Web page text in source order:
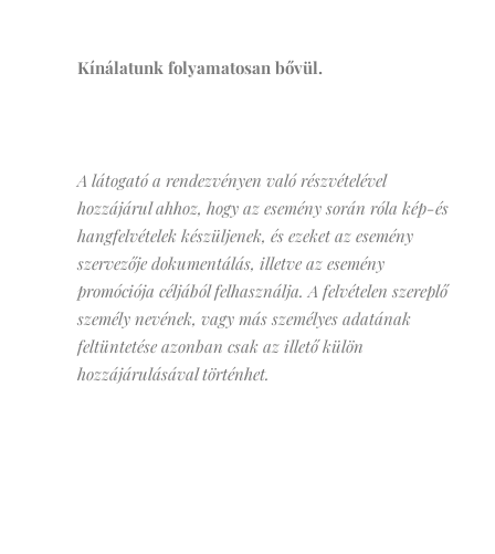
Kínálatunk folyamatosan bővül.
A látogató a rendezvényen való részvételével
hozzájárul ahhoz, hogy az esemény során róla kép-és
hangfelvételek készüljenek, és ezeket az esemény
szervezője dokumentálás, illetve az esemény
promóciója céljából felhasználja. A felvételen szereplő
személy nevének, vagy más személyes adatának
feltüntetése azonban csak az illető külön
hozzájárulásával történhet.